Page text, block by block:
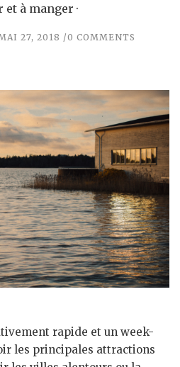
et à manger ·
27, 2018 0 COMMENTS
rapide et un week-
les principales attractions